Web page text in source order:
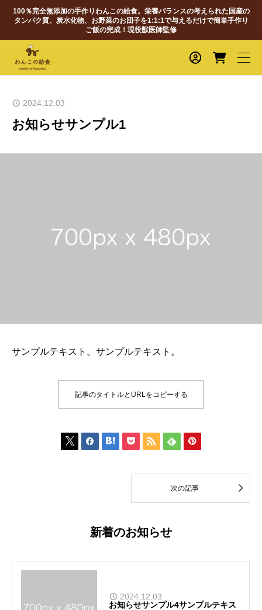
100％完全無添加の手作りわんこの給食。栄養バランスの考えられた国産の
タンパク質、炭水化物、お野菜のお団子を1:1:1で与えるだけで簡単手作り
ご飯の完成！現役獣医師監修
2024.12.03
お知らせサンプル1
サンプルテキスト。サンプルテキスト。
記事のタイトルとURLをコピーする
      
次の記事 
新着のお知らせ
2024.12.03
お知らせサンプル4サンプルテキス